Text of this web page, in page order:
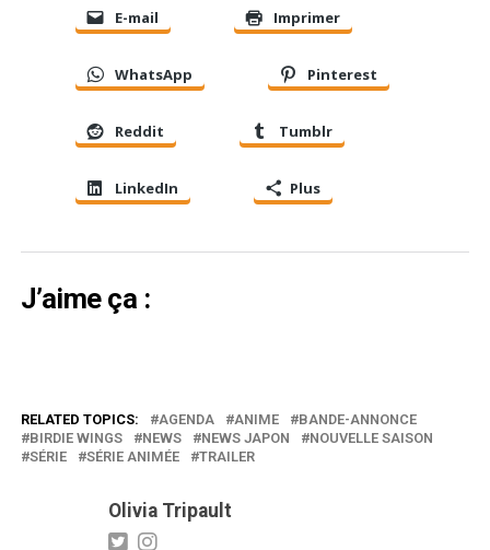
E-mail Imprimer
WhatsApp Pinterest
Reddit Tumblr
LinkedIn Plus
J’aime ça :
RELATED TOPICS: AGENDA ANIME
BANDE-ANNONCE
BIRDIE WINGS
NEWS NEWS JAPON
NOUVELLE SAISON
SÉRIE
SÉRIE ANIMÉE TRAILER
Olivia Tripault